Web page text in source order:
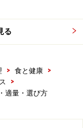
ると、いかにも健
）であり、米が中
・卵・豆腐などの
る
> 食と健康
>
>
適量・選び方